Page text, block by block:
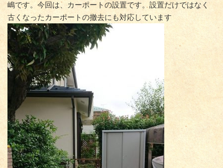
嶋です。今回は、カーポートの設置です。設置だけではなく
古くなったカーポートの撤去にも対応しています